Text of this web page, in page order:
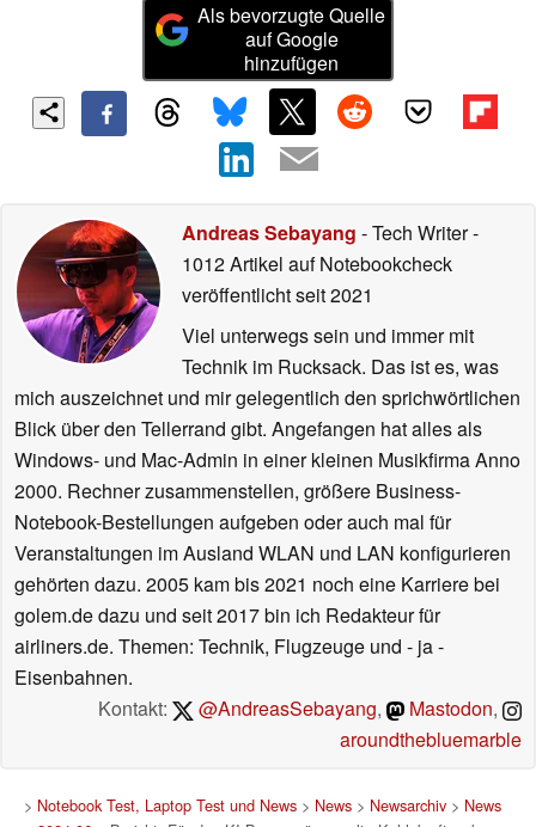
Als bevorzugte Quelle
auf Google
hinzufügen
Andreas Sebayang - Tech Writer-
1012 Artikel auf Notebookcheck
veröffentlichtseit 2021
Viel unterwegs sein und immer mit
Technik im Rucksack. Das ist es, was
mich auszeichnet und mir gelegentlich den sprichwörtlichen
Blick über den Tellerrand gibt. Angefangen hat alles als
Windows- und Mac-Admin in einer kleinen Musikfirma Anno
2000. Rechner zusammenstellen, größere Business-
Notebook-Bestellungen aufgeben oder auch mal für
Veranstaltungen im Ausland WLAN und LAN konfigurieren
gehörten dazu. 2005 kam bis 2021 noch eine Karriere bei
golem.de dazu und seit 2017 bin ich Redakteur für
airliners.de. Themen: Technik, Flugzeuge und - ja -
Eisenbahnen.
Kontakt:
@AndreasSebayang, Mastodon,
aroundthebluemarble
> Notebook Test, Laptop Test und News> News> Newsarchiv> News